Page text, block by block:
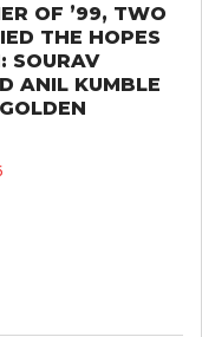
OF ’99, TWO
THE HOPES
SOURAV
ANIL KUMBLE